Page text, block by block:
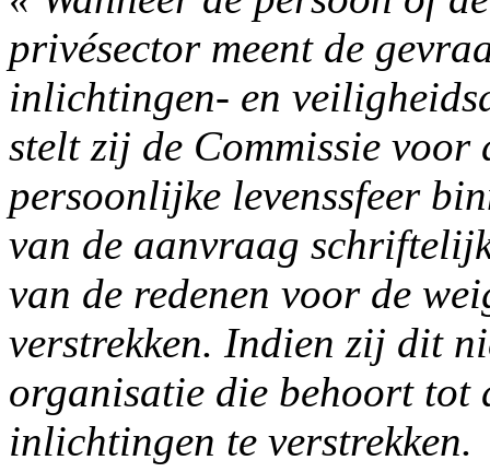
privésector meent de
inlichtingen- en
stelt zij de Commissie voor
persoonlijke levenssfeer
van de aanvraag
van de redenen voor de
verstrekken. Indien zij dit
organisatie die behoort tot
inlichtingen te verstrekken.